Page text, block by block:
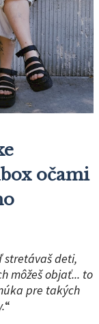
očami
stretávaš deti,
môžeš objať... to
pre takých